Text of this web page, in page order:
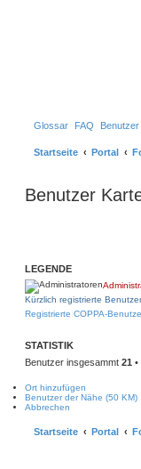
Glossar FAQ
Startseite Portal
Benutzer
LEGENDE
Kürzlich registrierte Benutzer
Registrierte COPPA-
STATISTIK
Benutzer insgesammt 21
Ort hinzufügen
Benutzer der Nähe (50 KM)
Abbrechen
Startseite Portal